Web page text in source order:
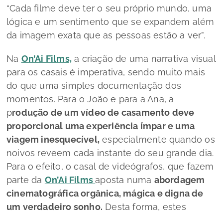
“Cada filme deve ter o seu próprio mundo, uma
lógica e um sentimento que se expandem além
da imagem exata que as pessoas estão a ver”.
Na On’Ai Films, a criação de uma narrativa visual
para os casais é imperativa, sendo muito mais
do que uma simples documentação dos
momentos. Para o João e para a Ana, a
produção de um vídeo de casamento deve
proporcional uma experiência ímpar e uma
viagem inesquecível, especialmente quando os
noivos reveem cada instante do seu grande dia.
Para o efeito, o casal de videógrafos, que fazem
parte da On’Ai Filmsaposta numa abordagem
cinematográfica orgânica, mágica e digna de
um verdadeiro sonho. Desta forma, estes